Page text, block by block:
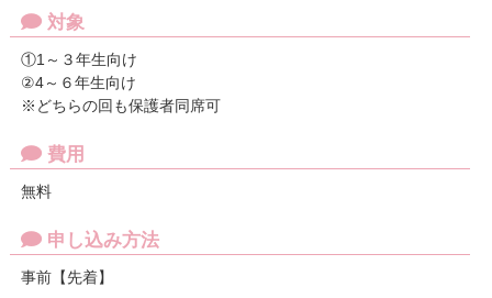
対象
①1～３年生向け
②4～６年生向け
※どちらの回も保護者同席可
費用
無料
申し込み方法
事前【先着】